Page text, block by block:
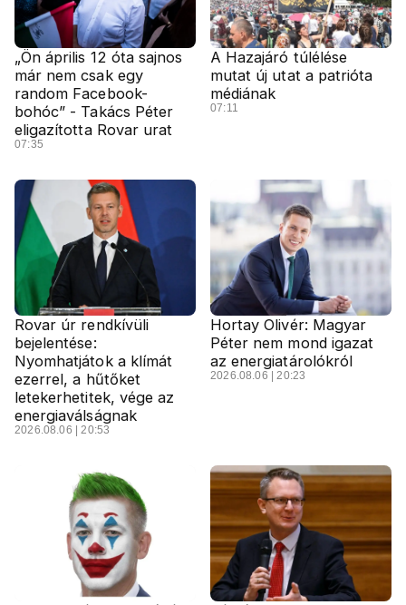
„Ön április 12 óta sajnos
már nem csak egy
random Facebook-
bohóc” - Takács Péter
eligazította Rovar urat
07:35
A Hazajáró túlélése
mutat új utat a patrióta
médiának
07:11
Rovar úr rendkívüli
bejelentése:
Nyomhatjátok a klímát
ezerrel, a hűtőket
letekerhetitek, vége az
energiaválságnak
2026.08.06 | 20:53
Hortay Olivér: Magyar
Péter nem mond igazat
az energiatárolókról
2026.08.06 | 20:23